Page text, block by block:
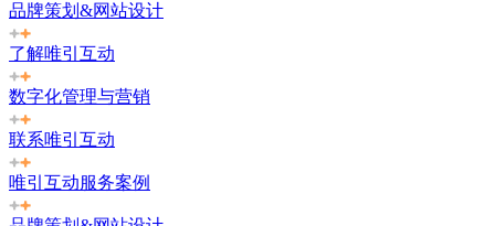
品牌策划&网站设计
了解唯引互动
数字化管理与营销
联系唯引互动
唯引互动服务案例